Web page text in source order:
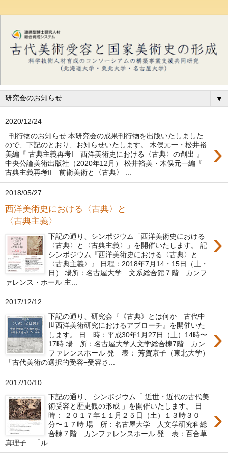
▼
2020/12/24
›
刊行物のお知らせ 本研究会の成果刊行物を出版いたしました
ので、下記のとおり、お知らせいたします。 木俣元一・松井裕
美編『 古典主義再考I 西洋美術史における〈古典〉の創出 』
中央公論美術出版社（2020年12月） 松井裕美・木俣元一編『
古典主義再考II 前衛美術と〈古典〉 ...
2018/05/27
西洋美術史における〈古典〉と
〈古典主義〉
›
下記の通り、シンポジウム「西洋美術史における
〈古典〉と〈古典主義〉」を開催いたします。 記
シンポジウム『西洋美術史における〈古典〉と
〈古典主義〉』 日程：2018年7月14・15日（土・
日） 場所：名古屋大学 文系総合館７階 カンフ
ァレンス・ホール 主...
2017/12/12
›
下記の通り、研究会『《古典》とは何か 古代中
世西洋美術研究におけるアプローチ』を開催いた
します。 日 時：平成30年1月27日（土）14時〜
17時 場 所：名古屋大学人文学総合棟7階 カン
ファレンスホール 発 表： 芳賀京子（東北大学）
「古代美術の選択的受容−受容さ...
2017/10/10
›
下記の通り、 シンポジウム「 近世・近代の古代美
術受容と歴史観の形成 」を開催いたします。 日
時： ２０１７年１１月２５日（土）１３時３０
分〜１７時 場 所：名古屋大学 人文学研究科総
合棟７階 カンファレンスホール 発 表：百合草
真理子 「ル...